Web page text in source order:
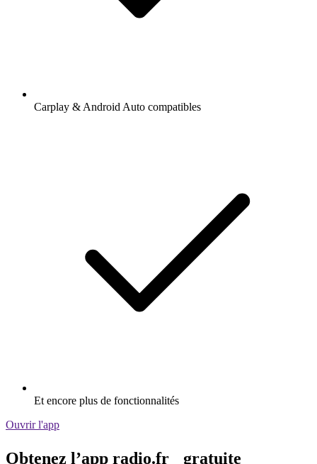
Carplay & Android Auto compatibles
Et encore plus de fonctionnalités
Ouvrir l'app
Obtenez l’app radio.fr gratuite